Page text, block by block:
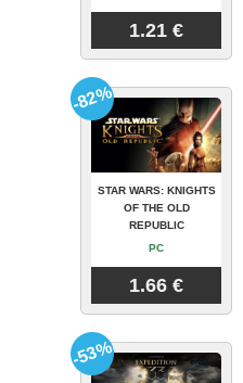
1.21 €
STAR WARS: KNIGHTS
OF THE OLD
REPUBLIC
PC
1.66 €
-82%
-53%